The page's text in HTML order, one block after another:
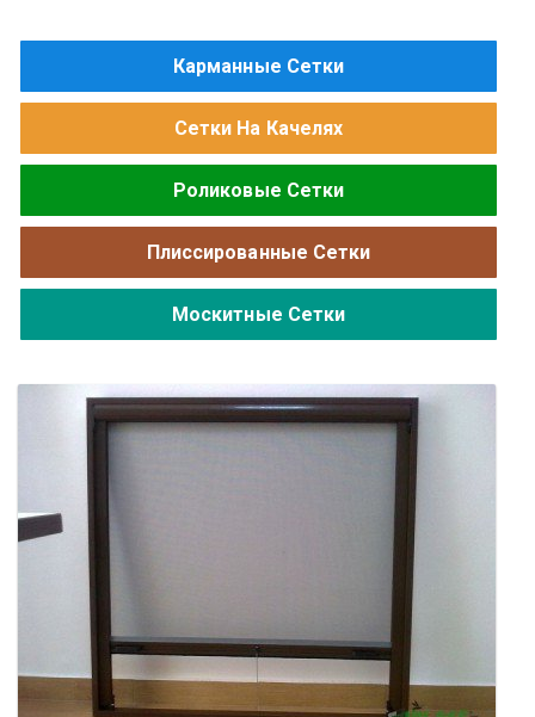
Карманные Сетки
Сетки На Качелях
Роликовые Сетки
Плиссированные Сетки
Москитные Сетки